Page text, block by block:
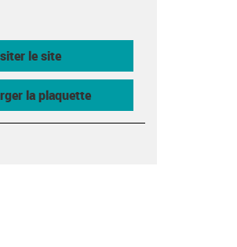
le site
la plaquette